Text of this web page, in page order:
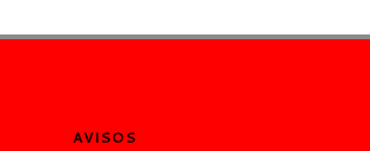
AVISOS